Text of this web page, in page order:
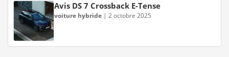
Avis DS 7 Crossback E-Tense
voiture hybride | 2 octobre 2025